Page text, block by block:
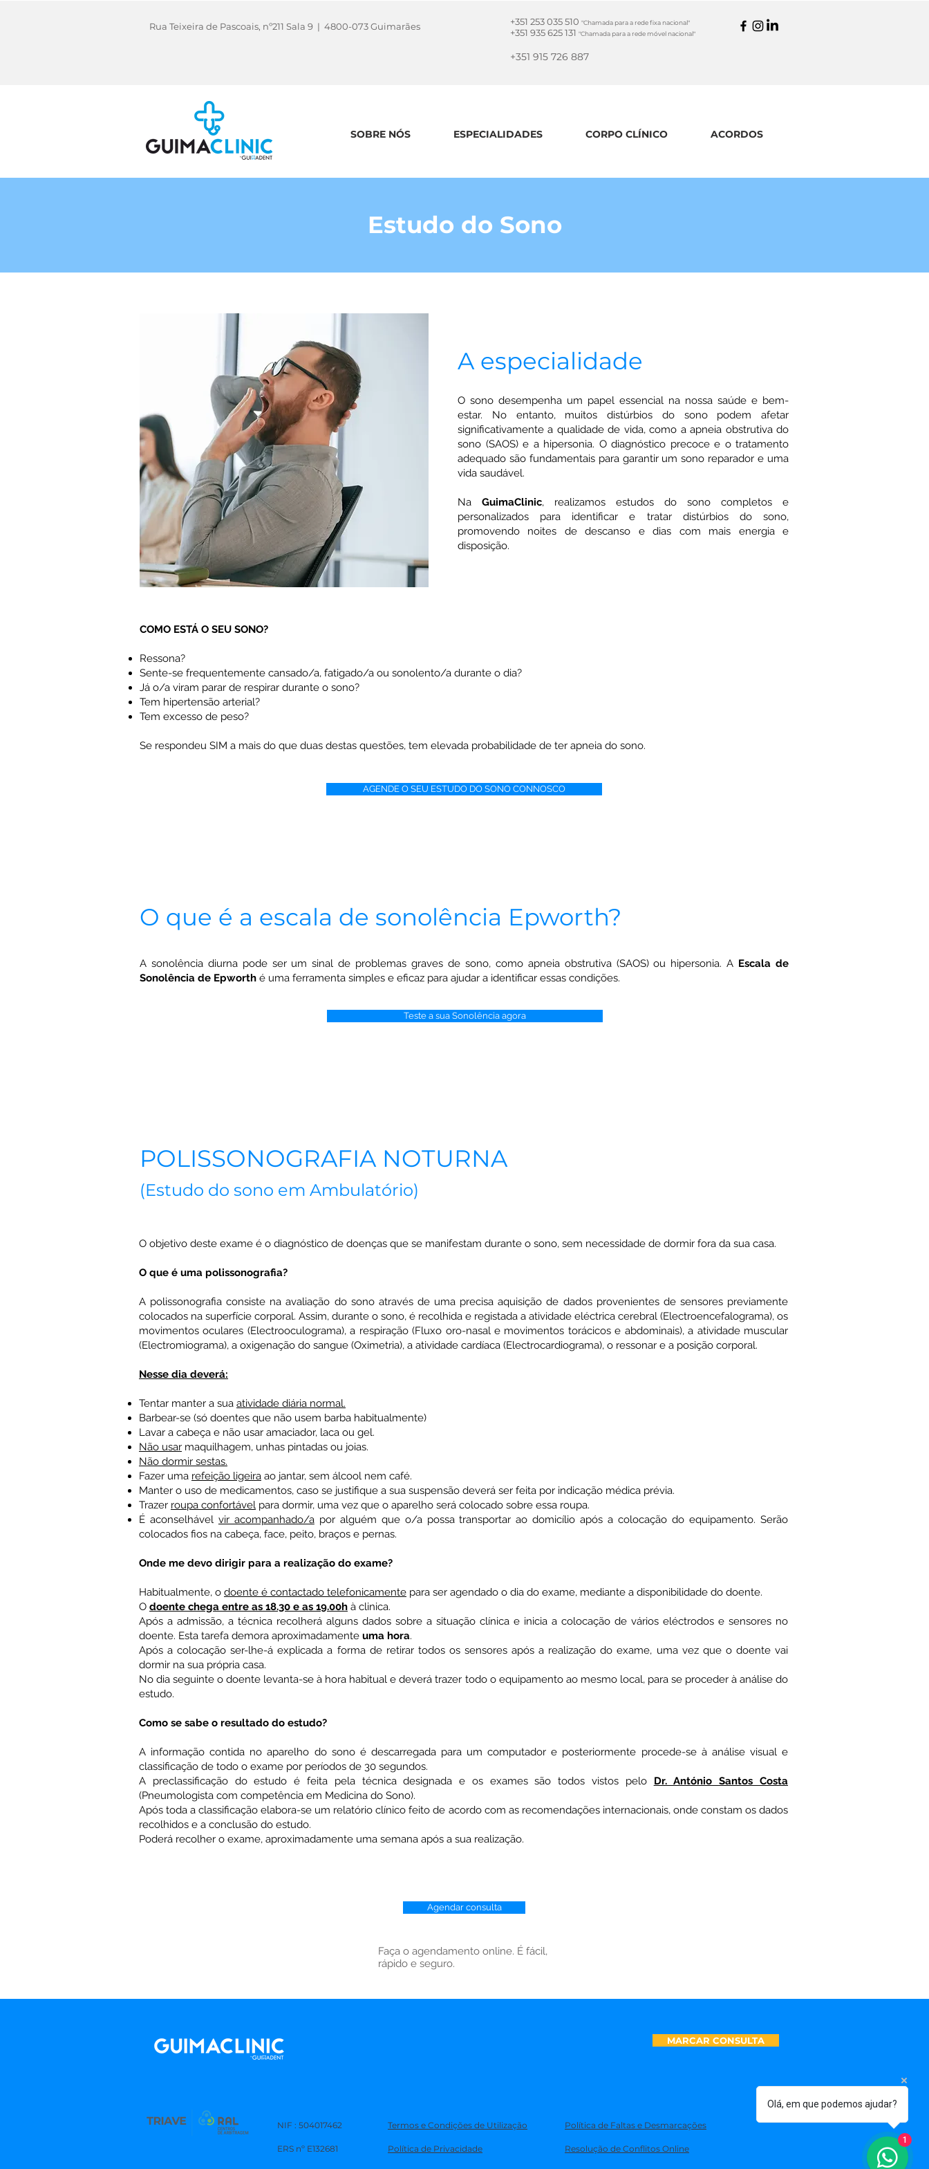
Rua Teixeira de Pascoais, nº211 Sala 9 | 4800-073 Guimarães +351 253 035 510 "Chamada para a rede fixa nacional"
+351 935 625 131 "Chamada para a rede móvel nacional"
+351 915 726 887
SOBRE NÓS ESPECIALIDADES CORPO CLÍNICO ACORDOS
Estudo do Sono
A especialidade
O sono desempenha um papel essencial na nossa saúde e bem-
estar. No entanto, muitos distúrbios do sono podem afetar
significativamente a qualidade de vida, como a apneia obstrutiva do
sono (SAOS) e a hipersonia. O diagnóstico precoce e o tratamento
adequado são fundamentais para garantir um sono reparador e uma
vida saudável.
Na GuimaClinic, realizamos estudos do sono completos e
personalizados para identificar e tratar distúrbios do sono,
promovendo noites de descanso e dias com mais energia e
disposição.
COMO ESTÁ O SEU SONO?
Ressona?
Sente-se frequentemente cansado/a, fatigado/a ou sonolento/a durante o dia?
Já o/a viram parar de respirar durante o sono?
Tem hipertensão arterial?
Tem excesso de peso?
Se respondeu SIM a mais do que duas destas questões, tem elevada probabilidade de ter apneia do sono.
AGENDE O SEU ESTUDO DO SONO CONNOSCO
O que é a escala de sonolência Epworth?
A sonolência diurna pode ser um sinal de problemas graves de sono, como apneia obstrutiva (SAOS) ou hipersonia. A Escala de
Sonolência de Epworth é uma ferramenta simples e eficaz para ajudar a identificar essas condições.
Teste a sua Sonolência agora
POLISSONOGRAFIA NOTURNA
(Estudo do sono em Ambulatório)
O objetivo deste exame é o diagnóstico de doenças que se manifestam durante o sono, sem necessidade de dormir fora da sua casa.
O que é uma polissonografia?
A polissonografia consiste na avaliação do sono através de uma precisa aquisição de dados provenientes de sensores previamente
colocados na superfície corporal. Assim, durante o sono, é recolhida e registada a atividade eléctrica cerebral (Electroencefalograma), os
movimentos oculares (Electrooculograma), a respiração (Fluxo oro-nasal e movimentos torácicos e abdominais), a atividade muscular
(Electromiograma), a oxigenação do sangue (Oximetria), a atividade cardíaca (Electrocardiograma), o ressonar e a posição corporal.
Nesse dia deverá:
Tentar manter a sua atividade diária normal.
Barbear-se (só doentes que não usem barba habitualmente)
Lavar a cabeça e não usar amaciador, laca ou gel.
Não usar maquilhagem, unhas pintadas ou joias.
Não dormir sestas.
Fazer uma refeição ligeira ao jantar, sem álcool nem café.
Manter o uso de medicamentos, caso se justifique a sua suspensão deverá ser feita por indicação médica prévia.
Trazer roupa confortável para dormir, uma vez que o aparelho será colocado sobre essa roupa.
É aconselhável vir acompanhado/apor alguém que o/a possa transportar ao domicílio após a colocação do equipamento. Serão
colocados fios na cabeça, face, peito, braços e pernas.
Onde me devo dirigir para a realização do exame?
Habitualmente, o doente é contactado telefonicamente para ser agendado o dia do exame, mediante a disponibilidade do doente.
O doente chega entre as 18.30 e as 19.00h à clinica.
Após a admissão, a técnica recolherá alguns dados sobre a situação clínica e inicia a colocação de vários eléctrodos e sensores no
doente. Esta tarefa demora aproximadamente uma hora.
Após a colocação ser-lhe-á explicada a forma de retirar todos os sensores após a realização do exame, uma vez que o doente vai
dormir na sua própria casa.
No dia seguinte o doente levanta-se à hora habitual e deverá trazer todo o equipamento ao mesmo local, para se proceder à análise do
estudo.
Como se sabe o resultado do estudo?
A informação contida no aparelho do sono é descarregada para um computador e posteriormente procede-se à análise visual e
classificação de todo o exame por períodos de 30 segundos.
A preclassificação do estudo é feita pela técnica designada e os exames são todos vistos pelo Dr. António Santos Costa
(Pneumologista com competência em Medicina do Sono).
Após toda a classificação elabora-se um relatório clínico feito de acordo com as recomendações internacionais, onde constam os dados
recolhidos e a conclusão do estudo.
Poderá recolher o exame, aproximadamente uma semana após a sua realização.
Agendar consulta
Faça o agendamento online. É fácil,
rápido e seguro.
MARCAR CONSULTA
NIF : 504017462
ERS nº E132681
Termos e Condições de Utilização
Política de Privacidade
Política de Faltas e Desmarcações
Resolução de Conflitos Online
Olá, em que podemos ajudar?
1